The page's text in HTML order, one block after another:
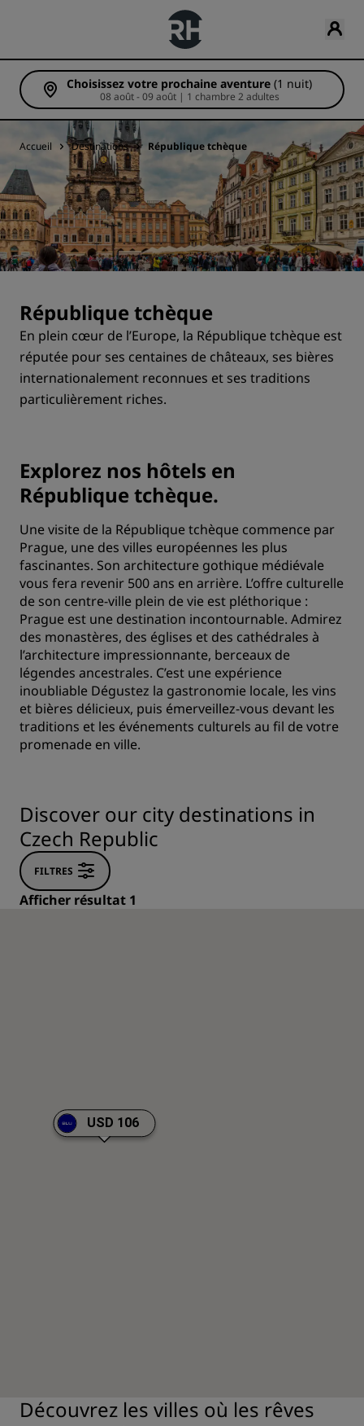
Choisissez votre prochaine aventure (1 nuit)
08 août - 09 août | 1 chambre 2 adultes
Accueil Destinations République tchèque
République tchèque
En plein cœur de l’Europe, la République tchèque est
réputée pour ses centaines de châteaux, ses bières
internationalement reconnues et ses traditions
particulièrement riches.
Explorez nos hôtels en
République tchèque.
Une visite de la République tchèque commence par
Prague, une des villes européennes les plus
fascinantes. Son architecture gothique médiévale
vous fera revenir 500 ans en arrière. L’offre culturelle
de son centre-ville plein de vie est pléthorique :
Prague est une destination incontournable. Admirez
des monastères, des églises et des cathédrales à
l’architecture impressionnante, berceaux de
légendes ancestrales. C’est une expérience
inoubliable Dégustez la gastronomie locale, les vins
et bières délicieux, puis émerveillez-vous devant les
traditions et les événements culturels au fil de votre
promenade en ville.
Discover our city destinations in
Czech Republic
FILTRES
Afficher résultat 1
USD 106
Découvrez les villes où les rêves